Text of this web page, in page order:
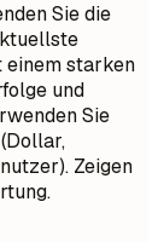
Sie die
einem starken
und
Sie
Zeigen